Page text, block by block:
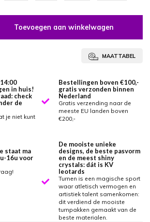
Toevoegen aan winkelwagen
MAATTABEL
in huis!
check
de
je niet kunt
Bestellingen boven €100,-
gratis verzonden binnen
Nederland
Gratis verzending naar de
meeste EU landen boven
€200,-
staat ma
16u voor
De mooiste unieke
designs, de beste pasvorm
en de meest shiny
crystals: dát is KV
leotards
Turnen is een magische sport
waar atletisch vermogen en
artistiek talent samenkomen:
dit verdiend de mooiste
turnpakken gemaakt van de
beste materialen.